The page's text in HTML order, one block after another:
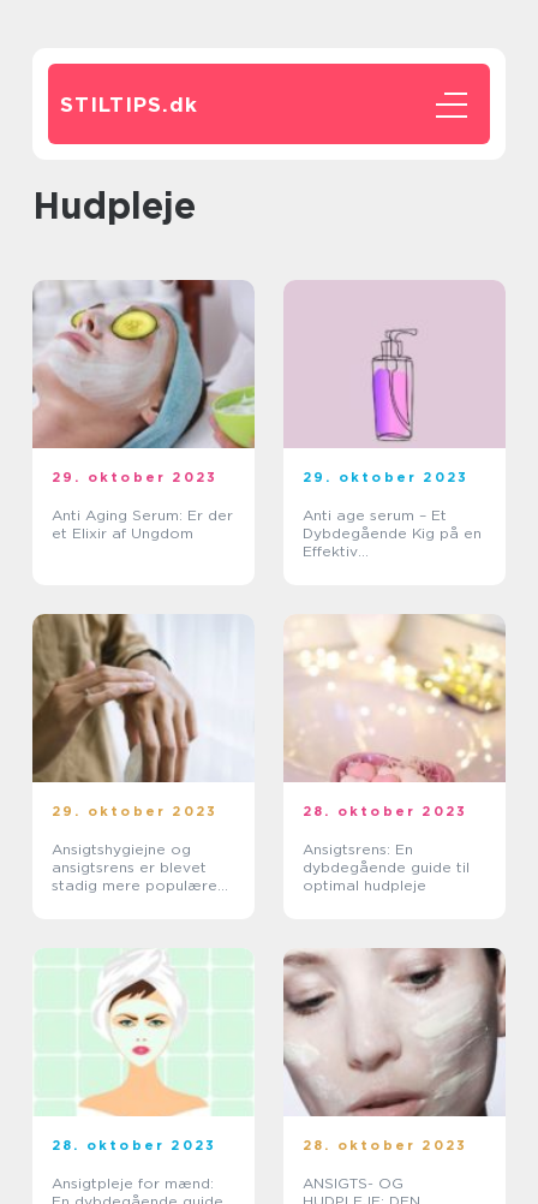
STILTIPS.dk
Hudpleje
29. oktober 2023
Anti Aging Serum: Er der
et Elixir af Ungdom
29. oktober 2023
Anti age serum – Et
Dybdegående Kig på en
Effektiv
29. oktober 2023
Ansigtshygiejne og
ansigtsrens er blevet
stadig mere populære
28. oktober 2023
Ansigtsrens: En
dybdegående guide til
optimal hudpleje
28. oktober 2023
Ansigtpleje for mænd:
28. oktober 2023
ANSIGTS- OG